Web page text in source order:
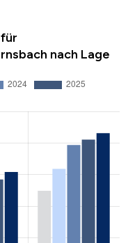
nach Lage